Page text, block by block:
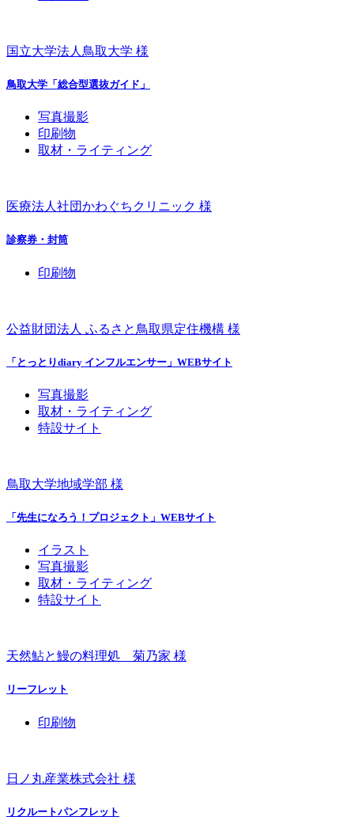
国立大学法人鳥取大学 様
鳥取大学「総合型選抜ガイド」
写真撮影
印刷物
取材・ライティング
医療法人社団かわぐちクリニック 様
診察券・封筒
印刷物
公益財団法人 ふるさと鳥取県定住機構 様
「とっとりdiary インフルエンサー」WEBサイト
写真撮影
取材・ライティング
特設サイト
鳥取大学地域学部 様
「先生になろう！プロジェクト」WEBサイト
イラスト
写真撮影
取材・ライティング
特設サイト
天然鮎と鰻の料理処 菊乃家 様
リーフレット
印刷物
日ノ丸産業株式会社 様
リクルートパンフレット